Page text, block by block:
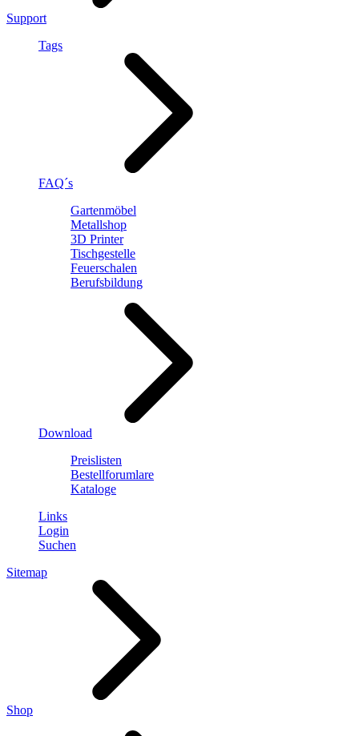
Support
Tags
FAQ´s
Gartenmöbel
Metallshop
3D Printer
Tischgestelle
Feuerschalen
Berufsbildung
Download
Preislisten
Bestellforumlare
Kataloge
Links
Login
Suchen
Sitemap
Shop